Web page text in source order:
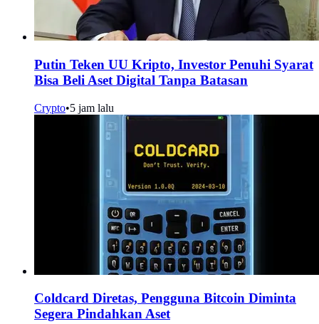
Putin Teken UU Kripto, Investor Penuhi Syarat
Bisa Beli Aset Digital Tanpa Batasan
Crypto•5 jam lalu
Coldcard Diretas, Pengguna Bitcoin Diminta
Segera Pindahkan Aset